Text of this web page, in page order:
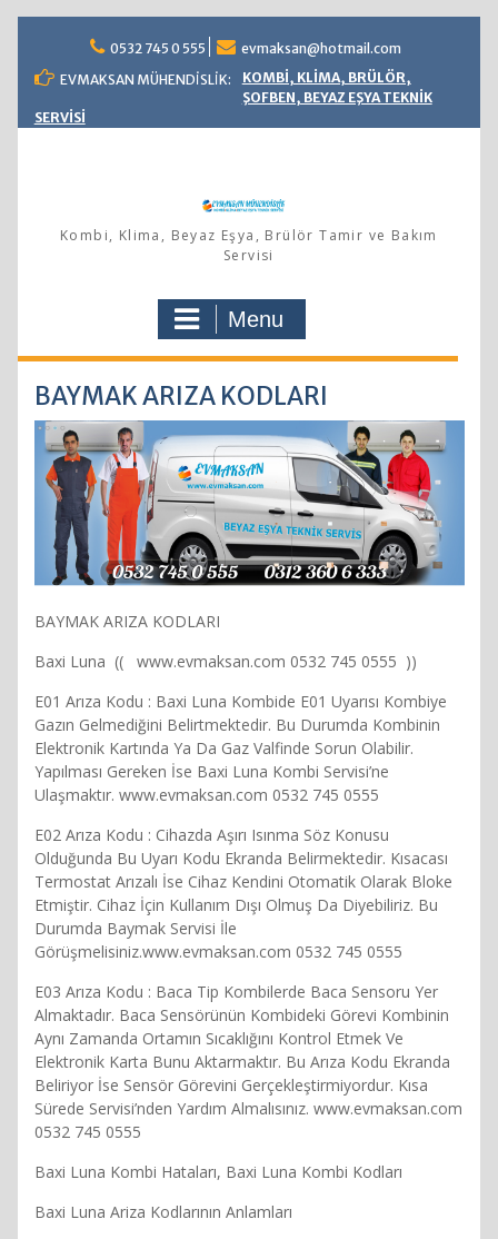
content
0532 745 0 555
evmaksan@hotmail.com
EVMAKSAN MÜHENDİSLİK:
KOMBİ, KLİMA, BRÜLÖR,
ŞOFBEN, BEYAZ EŞYA TEKNİK
SERVİSİ
Kombi, Klima, Beyaz Eşya, Brülör Tamir ve Bakım
Servisi
Menu
BAYMAK ARIZA KODLARI
BAYMAK ARIZA KODLARI
Baxi Luna (( www.evmaksan.com 0532 745 0555 ))
E01 Arıza Kodu : Baxi Luna Kombide E01 Uyarısı Kombiye
Gazın Gelmediğini Belirtmektedir. Bu Durumda Kombinin
Elektronik Kartında Ya Da Gaz Valfinde Sorun Olabilir.
Yapılması Gereken İse Baxi Luna Kombi Servisi’ne
Ulaşmaktır. www.evmaksan.com 0532 745 0555
E02 Arıza Kodu : Cihazda Aşırı Isınma Söz Konusu
Olduğunda Bu Uyarı Kodu Ekranda Belirmektedir. Kısacası
Termostat Arızalı İse Cihaz Kendini Otomatik Olarak Bloke
Etmiştir. Cihaz İçin Kullanım Dışı Olmuş Da Diyebiliriz. Bu
Durumda Baymak Servisi İle
Görüşmelisiniz.www.evmaksan.com 0532 745 0555
E03 Arıza Kodu : Baca Tip Kombilerde Baca Sensoru Yer
Almaktadır. Baca Sensörünün Kombideki Görevi Kombinin
Aynı Zamanda Ortamın Sıcaklığını Kontrol Etmek Ve
Elektronik Karta Bunu Aktarmaktır. Bu Arıza Kodu Ekranda
Beliriyor İse Sensör Görevini Gerçekleştirmiyordur. Kısa
Sürede Servisi’nden Yardım Almalısınız. www.evmaksan.com
0532 745 0555
Baxi Luna Kombi Hataları, Baxi Luna Kombi Kodları
Baxi Luna Ariza Kodlarının Anlamları